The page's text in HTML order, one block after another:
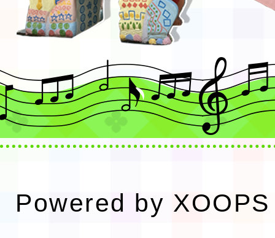
Powered by XOOPS